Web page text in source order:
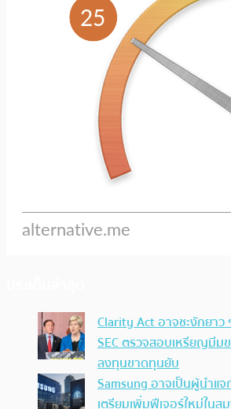
Clarity Act อาจชะงักยา
SEC ตรวจสอบเหรียญมีม
ลงทุนขาดทุนยับ
Samsung อาจเป็นผู้นำแ
เตรียมเพิ่มฟีเจอร์ใหม่ใน